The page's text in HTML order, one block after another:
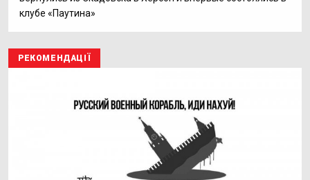
клубе «Паутина»
РЕКОМЕНДАЦІЇ